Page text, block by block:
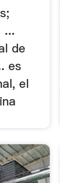
...
de
es
el